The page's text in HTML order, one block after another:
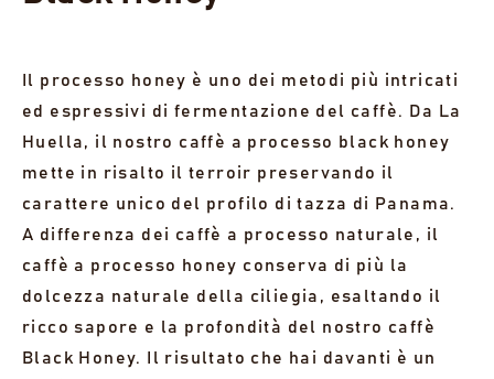
Il processo honey è uno dei metodi più intricati
ed espressivi di fermentazione del caffè. Da La
Huella, il nostro caffè a processo black honey
mette in risalto il terroir preservando il
carattere unico del profilo di tazza di Panama.
A differenza dei caffè a processo naturale, il
caffè a processo honey conserva di più la
dolcezza naturale della ciliegia, esaltando il
ricco sapore e la profondità del nostro caffè
Black Honey. Il risultato che hai davanti è un